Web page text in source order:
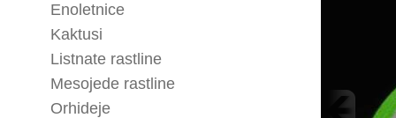
Enoletnice
Kaktusi
Listnate rastline
Mesojede rastline
Orhideje